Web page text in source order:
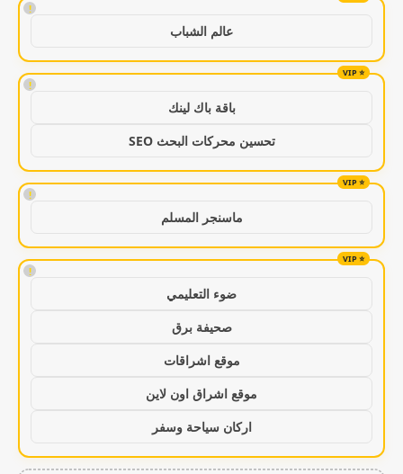
!
عالم الشباب
!
باقة باك لينك
تحسين محركات البحث SEO
!
ماسنجر المسلم
!
ضوء التعليمي
صحيفة برق
موقع اشراقات
موقع اشراق اون لاين
اركان سياحة وسفر